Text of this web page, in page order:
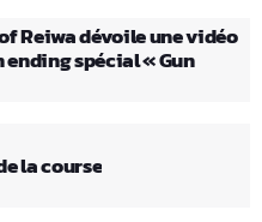
Reiwa dévoile une vidéo
ending spécial « Gun
la course